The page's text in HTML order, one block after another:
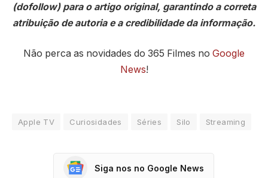
(dofollow) para o artigo original, garantindo a correta
atribuição de autoria e a credibilidade da informação.
Não perca as novidades do 365 Filmes no Google
News!
Apple TV Curiosidades Séries Silo Streaming
Siga nos no Google News